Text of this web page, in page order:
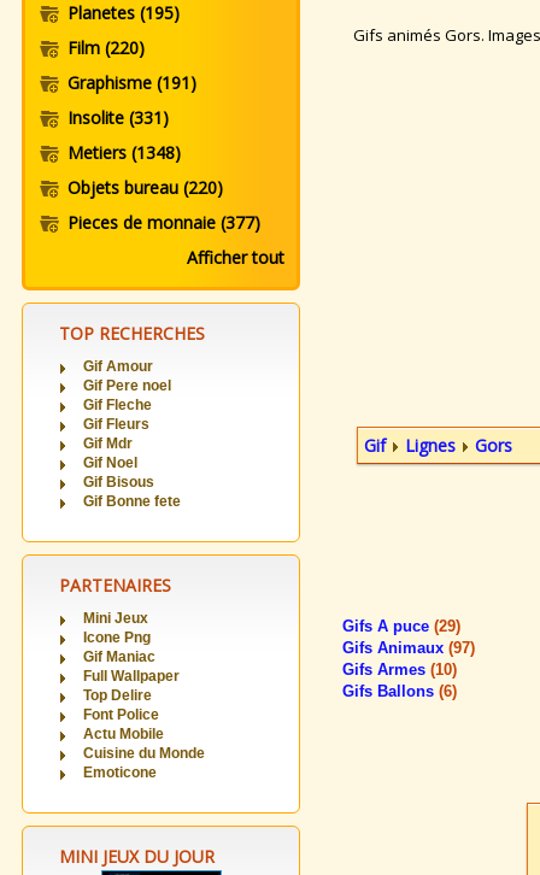
Planetes (195)
Film (220)
Graphisme (191)
Insolite (331)
Metiers (1348)
Objets bureau (220)
Pieces de monnaie (377)
Afficher tout
TOP RECHERCHES
Gif Amour
Gif Pere noel
Gif Fleche
Gif Fleurs
Gif Mdr
Gif Noel
Gif Bisous
Gif Bonne fete
PARTENAIRES
Mini Jeux
Icone Png
Gif Maniac
Full Wallpaper
Top Delire
Font Police
Actu Mobile
Cuisine du Monde
Emoticone
MINI JEUX DU JOUR
Gifs animés Gors.
Gif Lignes Gors
Gifs A puce (29)
Gifs Animaux (97)
Gifs Armes (10)
Gifs Ballons (6)